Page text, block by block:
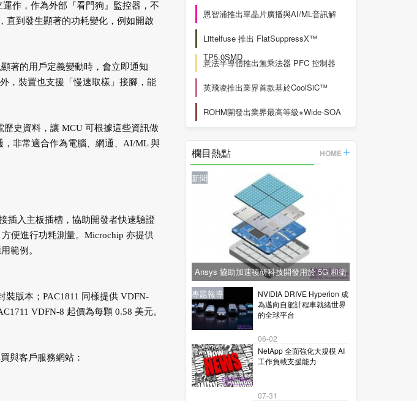
作，作為外部『看門狗』監控器，不
直到發生顯著的功耗變化，例如開啟
著的用戶定義變動時，會立即通知
，裝置也支援「慢速取樣」接腳，能
史資料，讓 MCU 可根據這些資訊做
，非常適合作為電腦、網通、AI/ML 與
插入主板插槽，協助開發者快速驗證
便進行功耗測量。Microchip 亦提供
範例。
裝版本；PAC1811 同樣提供 VDFN-
VDFN-8 起價為每顆 0.58 美元。
與客戶服務網站：
恩智浦推出單晶片廣播與AI/ML音訊解
Littelfuse 推出 FlatSuppressX™
TP5.0SMD
意法半導體推出無乘法器 PFC 控制器
英飛凌推出業界首款基於CoolSiC™
ROHM開發出業界最高等級※Wide-SOA
的
欄目熱點 HOME
新聞
Ansys 協助加速稜研科技開發用於 5G 和衛
星通訊的下一代毫米波技術
新聞
NVIDIA DRIVE Hyperion 成
為邁向自駕計程車就緒世界
的全球平台
06-02
新聞
NetApp 全面強化大規模 AI
工作負載支援能力
07-31
專題報導
新聞
專題報導